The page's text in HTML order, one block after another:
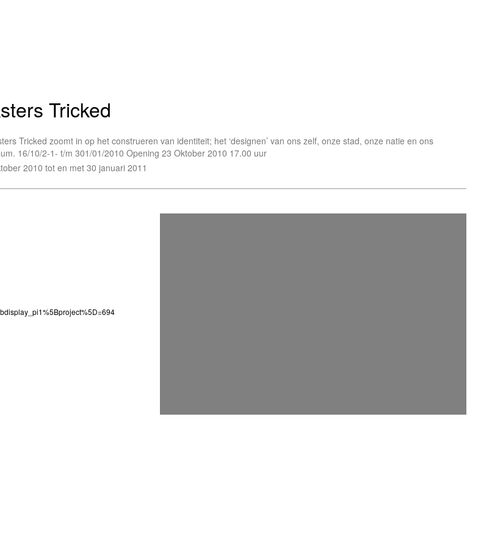
Tricked
Tricked zoomt in op het construeren van identiteit; het ‘designen’ van ons zelf, onze stad, onze natie en ons
16/10/2-1- t/m 301/01/2010 Opening 23 Oktober 2010 17.00 uur
2010 tot en met 30 januari 2011